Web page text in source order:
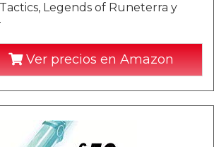
Legends of Runeterra y
Ver precios en Amazon